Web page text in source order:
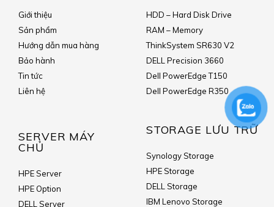
Giới thiệu
Sản phẩm
Hướng dẫn mua hàng
Bảo hành
Tin tức
Liên hệ
SERVER MÁY
CHỦ
HPE Server
HPE Option
DELL Server
HDD – Hard Disk Drive
RAM – Memory
ThinkSystem SR630 V2
DELL Precision 3660
Dell PowerEdge T150
Dell PowerEdge R350
STORAGE LƯU TRỮ
Synology Storage
HPE Storage
DELL Storage
IBM Lenovo Storage